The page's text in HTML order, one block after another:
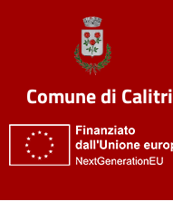
Comune di Calitri